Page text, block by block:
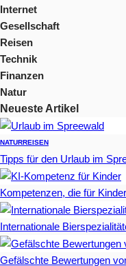
Internet
Gesellschaft
Reisen
Technik
Finanzen
Natur
Neueste Artikel
NATURREISEN
Tipps für den Urlaub im
Kompetenzen, die für
Internationale
Gefälschte Bewertungen